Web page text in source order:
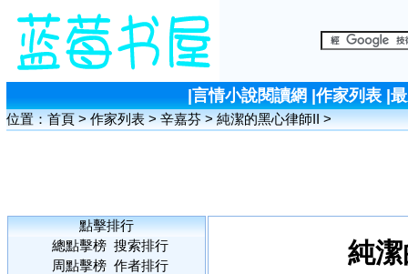
言情小說閱讀網 |作家列表|
位置：首頁>作家列表>辛嘉芬>純潔的黑心律師II>
點擊排行
總點擊榜 搜索排行
周點擊榜 作者排行
純